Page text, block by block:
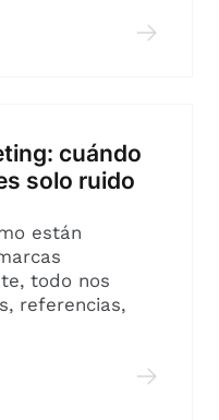
cuándo
solo ruido
están
todo nos
referencias,